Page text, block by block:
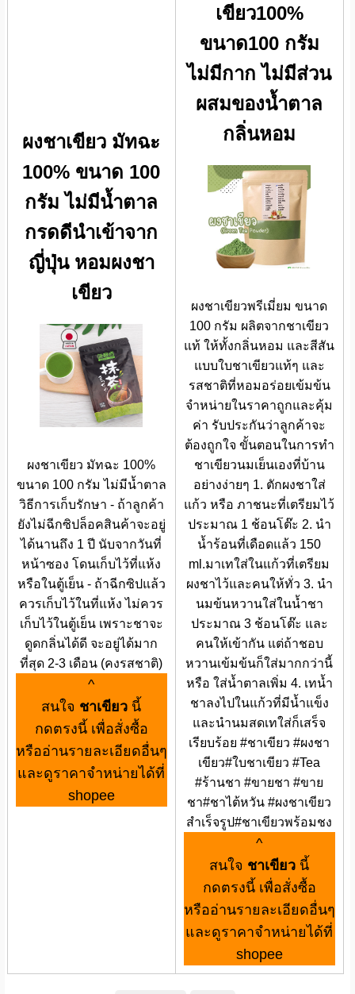
ผงชาเขียว มัทฉะ
100% ขนาด 100
กรัม ไม่มีน้ำตาล
กรดดีนำเข้าจาก
ญี่ปุ่น หอมผงชา
เขียว
ผงชาเขียว มัทฉะ 100%
ขนาด 100 กรัม ไม่มีน้ำตาล
วิธีการเก็บรักษา - ถ้าลูกค้า
ยังไม่ฉีกซิปล็อคสินค้าจะอยู่
ได้นานถึง 1 ปี นับจากวันที่
หน้าซอง โดนเก็บไว้ที่แห้ง
หรือในตู้เย็น - ถ้าฉีกซิปแล้ว
ควรเก็บไว้ในที่แห้ง ไม่ควร
เก็บไว้ในตู้เย็น เพราะชาจะ
ดูดกลิ่นได้ดี จะอยู่ได้มาก
ที่สุด 2-3 เดือน (คงรสชาติ)
^
สนใจ ชาเขียว นี้
กดตรงนี้ เพื่อสั่งซื้อ
หรืออ่านรายละเอียดอื่นๆ
และดูราคาจำหน่ายได้ที่
shopee
เขียว100%
ขนาด100 กรัม
ไม่มีกาก ไม่มีส่วน
ผสมของน้ำตาล
กลิ่นหอม
ผงชาเขียวพรีเมี่ยม ขนาด
100 กรัม ผลิตจากชาเขียว
แท้ ให้ทั้งกลิ่นหอม และสีสัน
แบบใบชาเขียวแท้ๆ และ
รสชาติที่หอมอร่อยเข้มข้น
จำหน่ายในราคาถูกและคุ้ม
ค่า รับประกันว่าลูกค้าจะ
ต้องถูกใจ ขั้นตอนในการทำ
ชาเขียวนมเย็นเองที่บ้าน
อย่างง่ายๆ 1. ตักผงชาใส่
แก้ว หรือ ภาชนะที่เตรียมไว้
ประมาณ 1 ช้อนโต๊ะ 2. นำ
น้ำร้อนที่เดือดแล้ว 150
ml.มาเทใส่ในแก้วที่เตรียม
ผงชาไว้และคนให้ทั่ว 3. นำ
นมข้นหวานใส่ในน้ำชา
ประมาณ 3 ช้อนโต๊ะ และ
คนให้เข้ากัน แต่ถ้าชอบ
หวานเข้มข้นก็ใส่มากกว่านี้
หรือ ใส่น้ำตาลเพิ่ม 4. เทน้ำ
ชาลงไปในแก้วที่มีน้ำแข็ง
และนำนมสดเทใส่ก็เสร็จ
เรียบร้อย #ชาเขียว #ผงชา
เขียว#ใบชาเขียว #Tea
#ร้านชา #ขายชา #ขาย
ชา#ชาไต้หวัน #ผงชาเขียว
สำเร็จรูป#ชาเขียวพร้อมชง
^
สนใจ ชาเขียว นี้
กดตรงนี้ เพื่อสั่งซื้อ
หรืออ่านรายละเอียดอื่นๆ
และดูราคาจำหน่ายได้ที่
shopee